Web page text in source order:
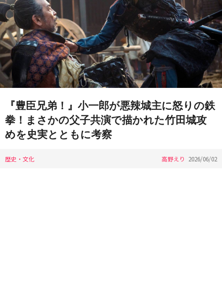
『豊臣兄弟！』小一郎が悪辣城主に怒りの鉄
拳！まさかの父子共演で描かれた竹田城攻
めを史実とともに考察
歴史・文化 高野えり 2026/06/02